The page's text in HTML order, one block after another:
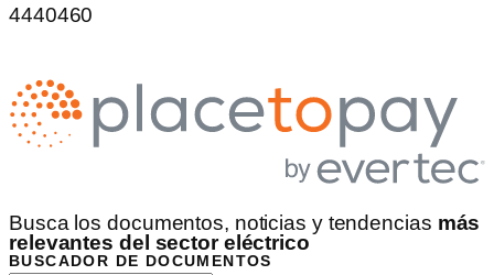
4440460
Busca los documentos, noticias y tendencias más
relevantes del sector eléctrico
BUSCADOR DE DOCUMENTOS